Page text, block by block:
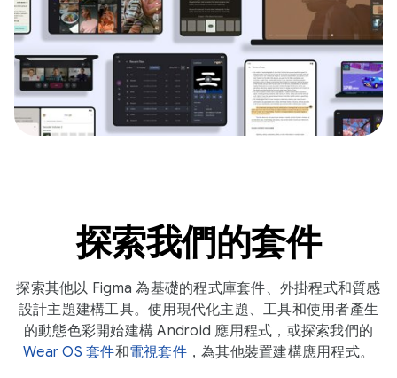
探索我們的套件
探索其他以 Figma 為基礎的程式庫套件、外掛程式和質感
設計主題建構工具。使用現代化主題、工具和使用者產生
的動態色彩開始建構 Android 應用程式，或探索我們的
Wear OS 套件和電視套件，為其他裝置建構應用程式。